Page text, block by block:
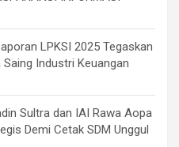
LPKSI 2025 Tegaskan
Industri Keuangan
Sultra dan IAI Rawa Aopa
Demi Cetak SDM Unggul